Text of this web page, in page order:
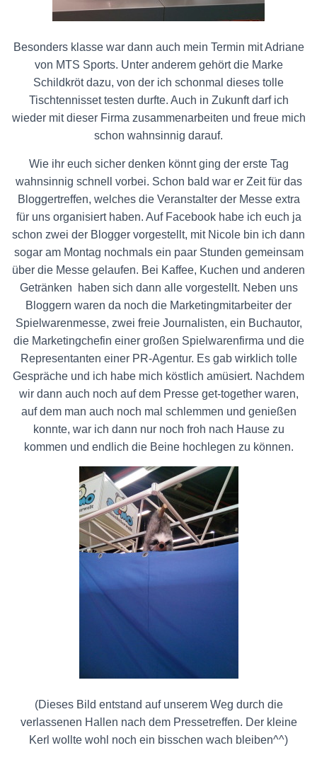
Besonders klasse war dann auch mein Termin mit Adriane
von MTS Sports. Unter anderem gehört die Marke
Schildkröt dazu, von der ich schonmal dieses tolle
Tischtennisset testen durfte. Auch in Zukunft darf ich
wieder mit dieser Firma zusammenarbeiten und freue mich
schon wahnsinnig darauf.
Wie ihr euch sicher denken könnt ging der erste Tag
wahnsinnig schnell vorbei. Schon bald war er Zeit für das
Bloggertreffen, welches die Veranstalter der Messe extra
für uns organisiert haben. Auf Facebook habe ich euch ja
schon zwei der Blogger vorgestellt, mit Nicole bin ich dann
sogar am Montag nochmals ein paar Stunden gemeinsam
über die Messe gelaufen. Bei Kaffee, Kuchen und anderen
Getränken haben sich dann alle vorgestellt. Neben uns
Bloggern waren da noch die Marketingmitarbeiter der
Spielwarenmesse, zwei freie Journalisten, ein Buchautor,
die Marketingchefin einer großen Spielwarenfirma und die
Representanten einer PR-Agentur. Es gab wirklich tolle
Gespräche und ich habe mich köstlich amüsiert. Nachdem
wir dann auch noch auf dem Presse get-together waren,
auf dem man auch noch mal schlemmen und genießen
konnte, war ich dann nur noch froh nach Hause zu
kommen und endlich die Beine hochlegen zu können.
(Dieses Bild entstand auf unserem Weg durch die
verlassenen Hallen nach dem Pressetreffen. Der kleine
Kerl wollte wohl noch ein bisschen wach bleiben^^)